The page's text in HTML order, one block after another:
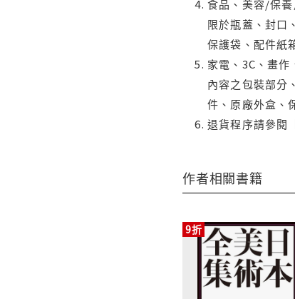
食品、美容/保
限於瓶蓋、封口
保護袋、配件紙
家電、3C、畫
內容之包裝部分
件、原廠外盒、
退貨程序請參閱
作者相關書籍
9折